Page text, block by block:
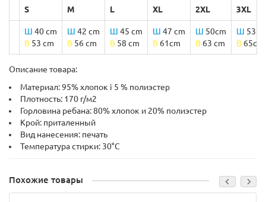
S M L XL 2XL 3XL
Ш 40 cm
B 53 cm
Ш 42 cm
B 56 cm
Ш 45 cm
B 58 cm
Ш 47 cm
B 61cm
Ш 50cm
B 63 cm
Ш 53
B 65cm
Описание товара:
Материал: 95% хлопок і 5 % полиэстер
Плотность: 170 г/м2
Горловина ребана: 80% хлопок и 20% полиэстер
Крой: приталенный
Вид нанесения: печать
Температура стирки: 30°C
Похожие товары